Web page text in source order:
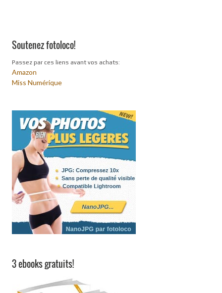
Soutenez fotoloco!
Passez par ces liens avant vos achats:
Amazon
Miss Numérique
3 ebooks gratuits!